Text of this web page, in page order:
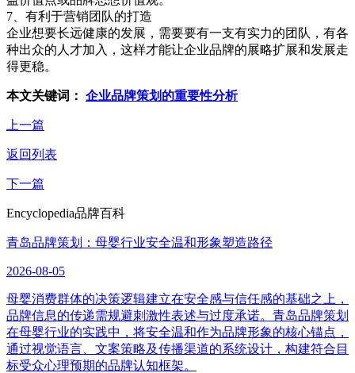
7、有利于营销团队的打造
企业想要长远健康的发展，需要要有一支有实力的团队，有各
种出众的人才加入，这样才能让企业品牌的展略扩展和发展走
得更稳。
本文关键词： 企业品牌策划的重要性分析
上一篇
返回列表
下一篇
Encyclopedia品牌百科
青岛品牌策划：母婴行业安全温和形象塑造路径
2026-08-05
母婴消费群体的决策逻辑建立在安全感与信任感的基础之上，
品牌信息的传递需规避刺激性表述与过度承诺。青岛品牌策划
在母婴行业的实践中，将安全温和作为品牌形象的核心锚点，
通过视觉语言、文案策略及传播渠道的系统设计，构建符合目
标受众心理预期的品牌认知框架。